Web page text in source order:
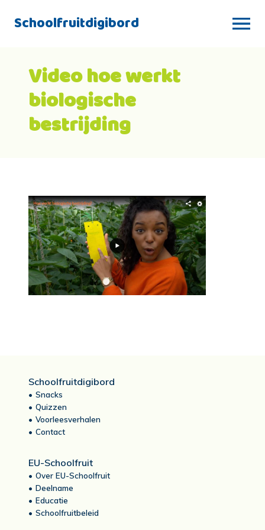
Schoolfruitdigibord
Video hoe werkt
biologische
bestrijding
Schoolfruitdigibord
Snacks
Quizzen
Voorleesverhalen
Contact
EU-Schoolfruit
Over EU-Schoolfruit
Deelname
Educatie
Schoolfruitbeleid